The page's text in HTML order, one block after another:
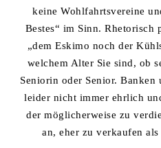
keine Wohlfahrtsvereine
Bestes“ im Sinn. Rhetorisch
„dem Eskimo noch der
welchem Alter Sie sind, ob
Seniorin oder Senior. Banken
leider nicht immer ehrlich
der möglicherweise zu
an, eher zu verkaufen